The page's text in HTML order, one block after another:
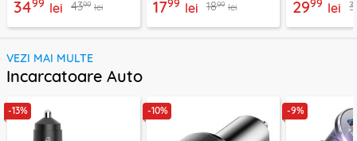
3499 lei 4399 lei
negru
1799 lei 1899 lei 2999 lei
VEZI MAI MULTE
Incarcatoare Auto
-13% -10% -9%